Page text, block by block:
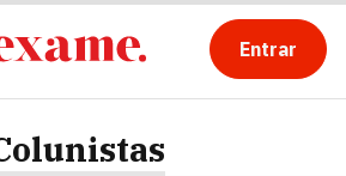
Entrar